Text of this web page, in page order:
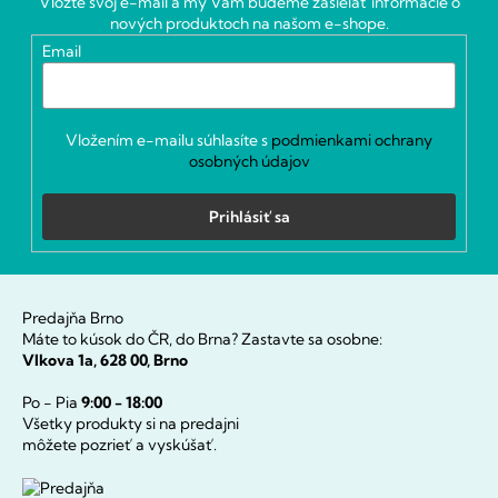
nových produktoch na našom e-shope.
Email
Vložením e-mailu súhlasíte s podmienkami ochrany
osobných údajov
Prihlásiť sa
Predajňa Brno
Máte to kúsok do ČR, do Brna? Zastavte sa osobne:
Vlkova 1a, 628 00, Brno
Po - Pia 9:00 - 18:00
Všetky produkty si na predajni
môžete pozrieť a vyskúšať.